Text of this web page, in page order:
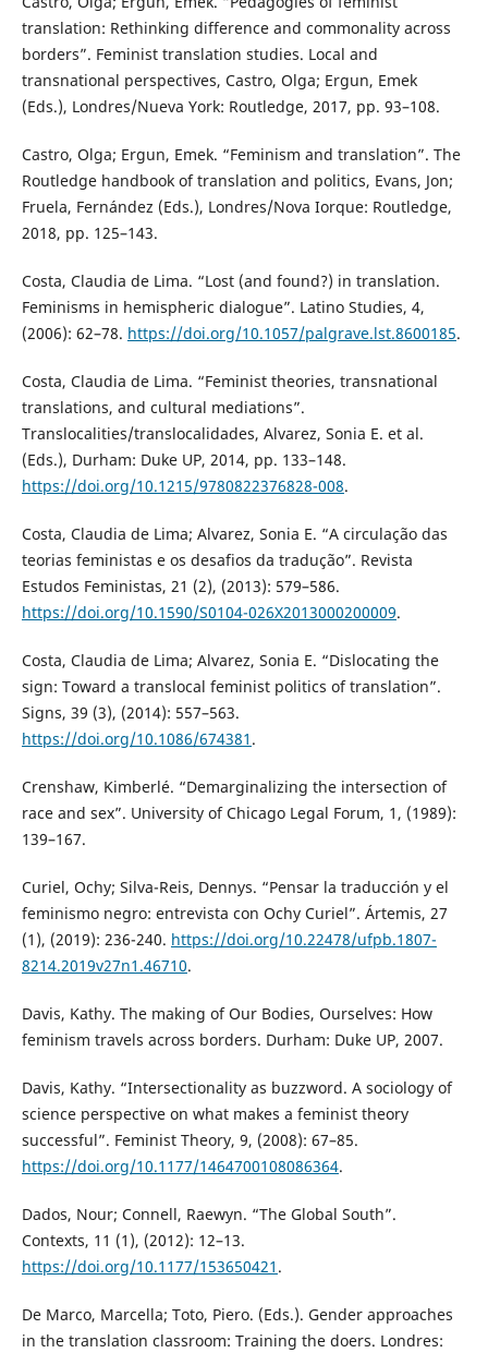
translation: Rethinking difference and commonality across
borders”. Feminist translation studies. Local and
transnational perspectives, Castro, Olga; Ergun, Emek
(Eds.), Londres/Nueva York: Routledge, 2017, pp. 93–108.
Castro, Olga; Ergun, Emek. “Feminism and translation”. The
Routledge handbook of translation and politics, Evans, Jon;
Fruela, Fernández (Eds.), Londres/Nova Iorque: Routledge,
2018, pp. 125–143.
Costa, Claudia de Lima. “Lost (and found?) in translation.
Feminisms in hemispheric dialogue”. Latino Studies, 4,
(2006): 62–78. https://doi.org/10.1057/palgrave.lst.8600185.
Costa, Claudia de Lima. “Feminist theories, transnational
translations, and cultural mediations”.
Translocalities/translocalidades, Alvarez, Sonia E. et al.
(Eds.), Durham: Duke UP, 2014, pp. 133–148.
https://doi.org/10.1215/9780822376828-008.
Costa, Claudia de Lima; Alvarez, Sonia E. “A circulação das
teorias feministas e os desafios da tradução”. Revista
Estudos Feministas, 21 (2), (2013): 579–586.
https://doi.org/10.1590/S0104-026X2013000200009.
Costa, Claudia de Lima; Alvarez, Sonia E. “Dislocating the
sign: Toward a translocal feminist politics of translation”.
Signs, 39 (3), (2014): 557–563.
https://doi.org/10.1086/674381 .
Crenshaw, Kimberlé. “Demarginalizing the intersection of
race and sex”. University of Chicago Legal Forum, 1, (1989):
139–167.
Curiel, Ochy; Silva-Reis, Dennys. “Pensar la traducción y el
feminismo negro: entrevista con Ochy Curiel”. Ártemis, 27
(1), (2019): 236-240. https://doi.org/10.22478/ufpb.1807-
8214.2019v27n1.46710.
Davis, Kathy. The making of Our Bodies, Ourselves: How
feminism travels across borders. Durham: Duke UP, 2007.
Davis, Kathy. “Intersectionality as buzzword. A sociology of
science perspective on what makes a feminist theory
successful”. Feminist Theory, 9, (2008): 67–85.
https://doi.org/10.1177/1464700108086364.
Dados, Nour; Connell, Raewyn. “The Global South”.
Contexts, 11 (1), (2012): 12–13.
https://doi.org/10.1177/153650421 .
De Marco, Marcella; Toto, Piero. (Eds.). Gender approaches
in the translation classroom: Training the doers. Londres: